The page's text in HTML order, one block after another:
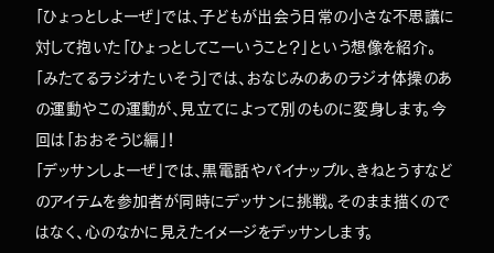
ABOUT
WORKS
COMPANY
NEWS
MEMBERS
CONTACT
「ひょっとしよーぜ」では、子どもが出会う日常の小さな不思議に
対して抱いた「ひょっとしてこーいうこと？」という想像を紹介。
「みたてるラジオたいそう」では、おなじみのあのラジオ体操のあ
の運動やこの運動が、見立てによって別のものに変身します。今
回は「おおそうじ編」！
「デッサンしよーぜ」では、黒電話やパイナップル、きねとうすなど
のアイテムを参加者が同時にデッサンに挑戦。そのまま描くので
はなく、心のなかに見えたイメージをデッサンします。